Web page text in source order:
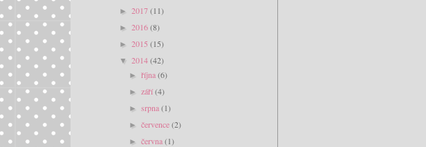
► 2017(11)
► 2016(8)
► 2015 (15)
▼ 2014(42)
►října(6)
►září(4)
►srpna(1)
►července(2)
►června(1)